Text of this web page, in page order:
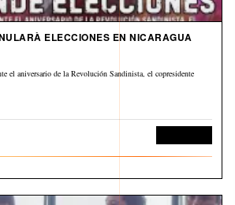
ELECCIONES EN NICARAGUA
el aniversario de la Revolución Sandinista, el copresidente